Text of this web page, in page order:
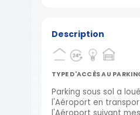
Description
TYPE D'ACCÈS AU
Parking sous sol a
l'Aéroport en
l'Aéroport suivant